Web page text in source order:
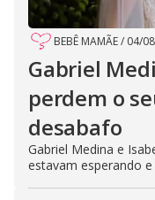
BEBÊ MAMÃE/ 04/
Gabriel
perdem o
desabafo
Gabriel Medina e
estavam esperando